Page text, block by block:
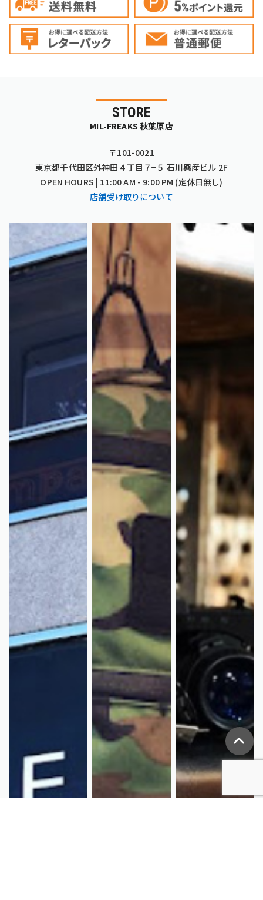
STORE
MIL-FREAKS 秋葉原店
〒101-0021
東京都千代田区外神田４丁目７−５ 石川興産ビル 2F
OPEN HOURS | 11:00 AM - 9:00 PM (定休日無し)
店舗受け取りについて